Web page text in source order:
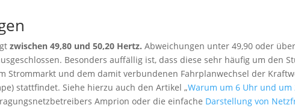
zwischen 49,80 und 50,20 Hertz. Abweichungen unter 49,90 oder
Besonders auffällig ist, dass diese sehr häufig um den
Strommarkt und dem damit verbundenen Fahrplanwechsel der
stattfindet. Siehe hierzu auch den Artikel „Warum um 6 Uhr und
Amprion oder die einfache Darstellung von